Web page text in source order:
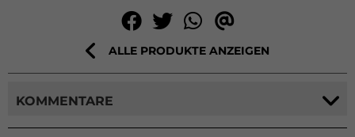
ALLE PRODUKTE ANZEIGEN
KOMMENTARE